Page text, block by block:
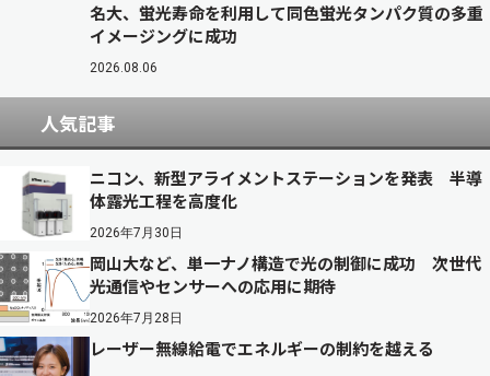
名大、蛍光寿命を利用して同色蛍光タンパク質の多重
イメージングに成功
2026.08.06
人気記事
ニコン、新型アライメントステーションを発表 半導
体露光工程を高度化
2026年7月30日
岡山大など、単一ナノ構造で光の制御に成功 次世代
光通信やセンサーへの応用に期待
2026年7月28日
レーザー無線給電でエネルギーの制約を越える